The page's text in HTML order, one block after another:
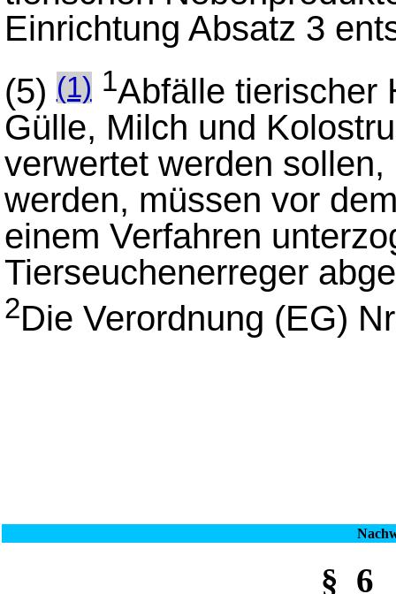
Einrichtung Absatz 3
(5)(1) 1Abfälle tierischer
Gülle, Milch und
verwertet werden
werden, müssen vor
einem Verfahren
Tierseuchenerreger
2Die Verordnung (EG)
§_6